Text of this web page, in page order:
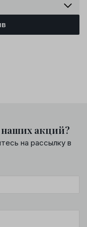
наших акций?
на рассылку в